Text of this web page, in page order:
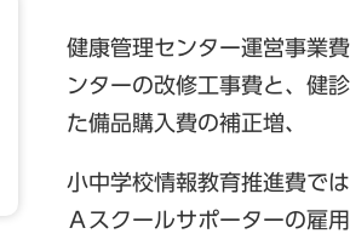
健康管理センター運営事業
ンターの改修工事費と、健
た備品購入費の補正増、
小中学校情報教育推進費で
Ａスクールサポーターの雇